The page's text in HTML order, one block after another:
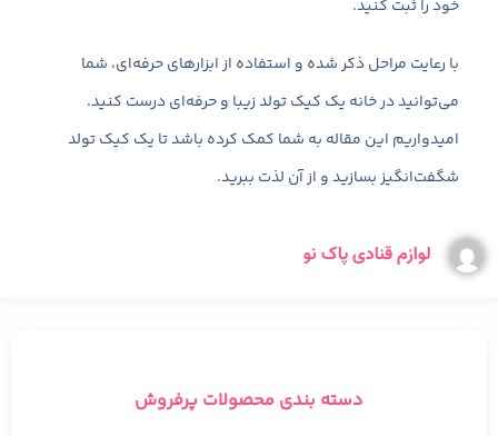
خود را ثبت کنید.
با رعایت مراحل ذکر شده و استفاده از ابزارهای حرفه‌ای، شما
می‌توانید در خانه یک کیک تولد زیبا و حرفه‌ای درست کنید.
امیدواریم این مقاله به شما کمک کرده باشد تا یک کیک تولد
شگفت‌انگیز بسازید و از آن لذت ببرید.
لوازم قنادی پاک نو
دسته بندی محصولات پرفروش